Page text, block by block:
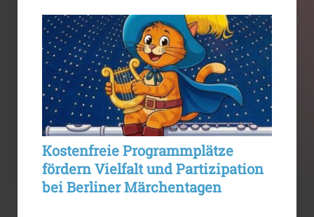
Kostenfreie Programmplätze
fördern Vielfalt und Partizipation
bei Berliner Märchentagen